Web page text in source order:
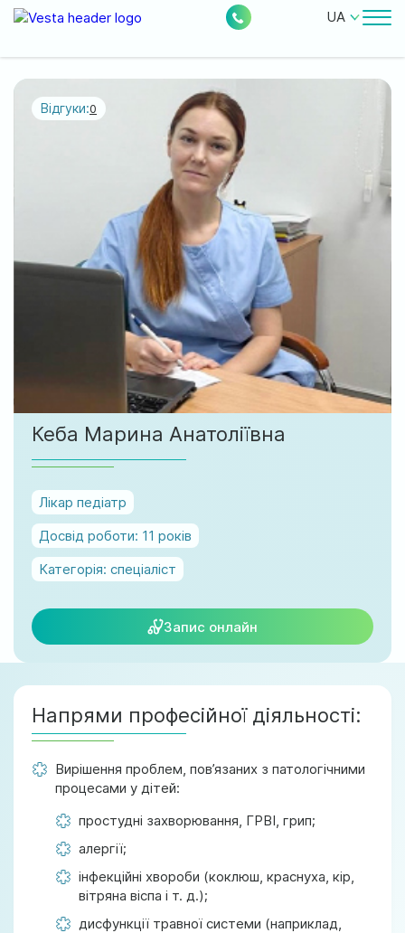
UA
Лікарі
Безкоштовні послуги
Акції
0
Новини Відгуки
228
Місцезнаходження:
м. Ірпінь, вул. Соборна, 128/1
official@test.test.vesta-med.com
Відгуки:0
Кеба Марина Анатоліївна
Лікар педіатр
Досвід роботи: 11 років
Категорія: спеціаліст
Запис онлайн
Напрями професійної діяльності:
Вирішення проблем, пов’язаних з патологічними
процесами у дітей:
простудні захворювання, ГРВІ, грип;
алергії;
інфекційні хвороби (коклюш, краснуха, кір,
вітряна віспа і т. д.);
дисфункції травної системи (наприклад,